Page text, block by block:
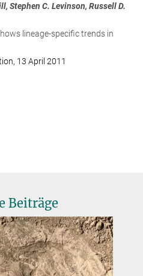
Nijmegen, Niederlande
Stephen C. Levinson, Russell D.
lineage-specific trends in
13 April 2011
entdeckt
Beiträge